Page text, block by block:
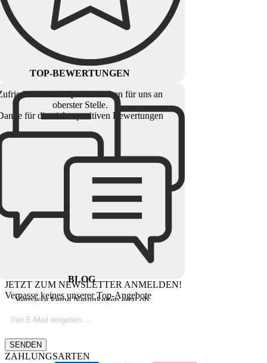
TOP-BEWERTUNGEN
und Qualität stehen für uns an
oberster Stelle.
für die vielen positiven Bewertungen
BLOG
Verpasse keine Neuigkeiten egal ob
Firmeninfos. Besuche unseren Blog.
JETZT ZUM NEWSLETTER ANMELDEN!
Verpasse keines unserer Top-Angebote
SENDEN
ZAHLUNGSARTEN